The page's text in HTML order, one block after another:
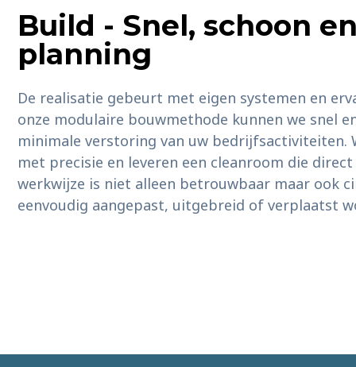
Build - Snel, schoon
planning
De realisatie gebeurt met eigen systemen en
onze modulaire bouwmethode kunnen we snel
minimale verstoring van uw bedrijfsactiviteiten.
met precisie en leveren een cleanroom die
werkwijze is niet alleen betrouwbaar maar ook
eenvoudig aangepast, uitgebreid of verplaatst